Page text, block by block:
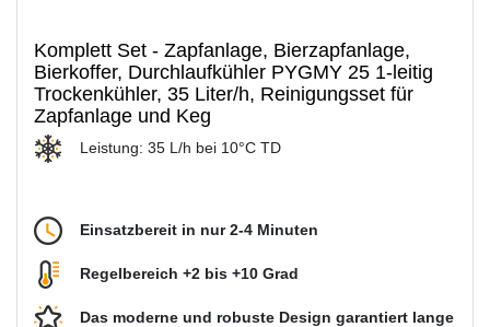
Komplett Set - Zapfanlage, Bierzapfanlage,
Bierkoffer, Durchlaufkühler PYGMY 25 1-leitig
Trockenkühler, 35 Liter/h, Reinigungsset für
Zapfanlage und Keg
Leistung: 35 L/h bei 10°C TD
Einsatzbereit in nur 2-4 Minuten
Regelbereich +2 bis +10 Grad
Das moderne und robuste Design garantiert lange